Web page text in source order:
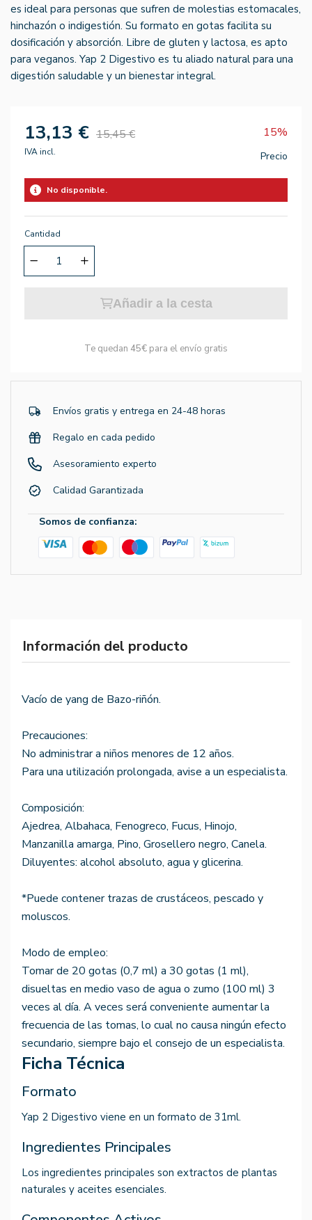
es ideal para personas que sufren de molestias estomacales,
hinchazón o indigestión. Su formato en gotas facilita su
dosificación y absorción. Libre de gluten y lactosa, es apto
para veganos. Yap 2 Digestivo es tu aliado natural para una
digestión saludable y un bienestar integral.
13,13 € 15,45 € 15%
IVA incl. Precio
No disponible.
Cantidad
Añadir a la cesta
Te quedan 45€ para el envío gratis
Envíos gratis y entrega en 24-48 horas
Regalo en cada pedido
Asesoramiento experto
Calidad Garantizada
Somos de confianza:
Información del producto
Vacío de yang de Bazo-riñón.
Precauciones:
No administrar a niños menores de 12 años.
Para una utilización prolongada, avise a un especialista.
Composición:
Ajedrea, Albahaca, Fenogreco, Fucus, Hinojo,
Manzanilla amarga, Pino, Grosellero negro, Canela.
Diluyentes: alcohol absoluto, agua y glicerina.
*Puede contener trazas de crustáceos, pescado y
moluscos.
Modo de empleo:
Tomar de 20 gotas (0,7 ml) a 30 gotas (1 ml),
disueltas en medio vaso de agua o zumo (100 ml) 3
veces al día. A veces será conveniente aumentar la
frecuencia de las tomas, lo cual no causa ningún efecto
secundario, siempre bajo el consejo de un especialista.
Ficha Técnica
Formato
Yap 2 Digestivo viene en un formato de 31ml.
Ingredientes Principales
Los ingredientes principales son extractos de plantas
naturales y aceites esenciales.